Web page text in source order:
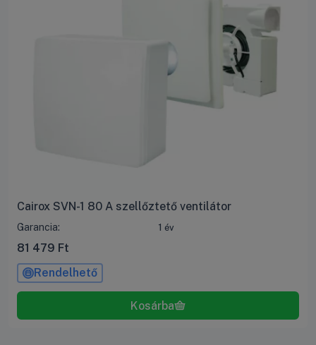
Cairox SVN-1 80 A szellőztető ventilátor
Garancia: 1 év
81 479 Ft
Rendelhető